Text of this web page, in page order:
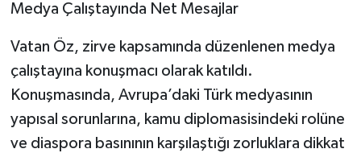
Medya Çalıştayında Net Mesajlar
Vatan Öz, zirve kapsamında düzenlenen medya
çalıştayına konuşmacı olarak katıldı.
Konuşmasında, Avrupa’daki Türk medyasının
yapısal sorunlarına, kamu diplomasisindeki rolüne
ve diaspora basınının karşılaştığı zorluklara dikkat